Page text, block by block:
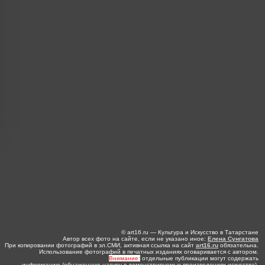
© art16.ru — Культура и Искусство в Татарстане
Автор всех фото на сайте, если не указано иное: Елена Сунгатова
При копировании фотографий в эл.СМИ, активная ссылка на сайт art16.ru обязательна.
Использование фотографий в печатных изданиях оговаривается с автором.
Внимание: отдельные публикации могут содержать